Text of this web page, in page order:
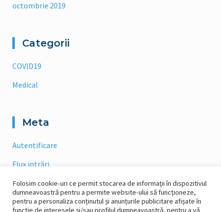
octombrie 2019
Categorii
COVID19
Medical
Meta
Autentificare
Flux intrări
Flux comentarii
WordPress.org
Folosim cookie-uri ce permit stocarea de informații în dispozitivul
dumneavoastră pentru a permite website-ului să funcționeze,
pentru a personaliza conținutul și anunțurile publicitare afișate în
funcție de interesele și/sau profilul dumneavoastră, pentru a vă